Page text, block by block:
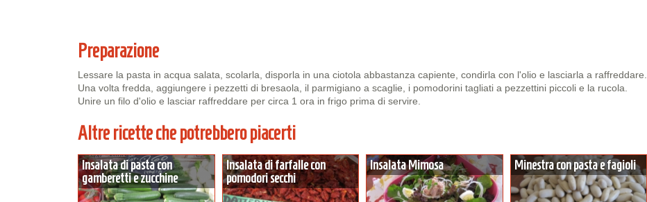
Preparazione
Lessare la pasta in acqua salata, scolarla, disporla in una ciotola abbastanza capiente, condirla con l'olio e lasciarla a raffreddare.
Una volta fredda, aggiungere i pezzetti di bresaola, il parmigiano a scaglie, i pomodorini tagliati a pezzettini piccoli e la rucola.
Unire un filo d'olio e lasciar raffreddare per circa 1 ora in frigo prima di servire.
Altre ricette che potrebbero piacerti
Insalata di pasta con
gamberetti e zucchine
Insalata di farfalle con
pomodori secchi
Insalata Mimosa Minestra con pasta e fagioli